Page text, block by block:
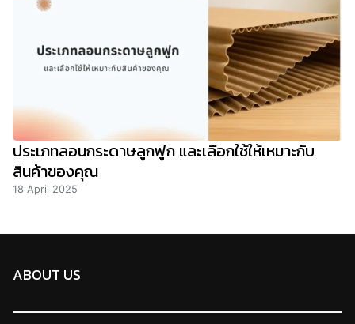
ประเภทลอนกระดาษลูกฟูก และเลือกใช้ให้เหมาะกับ
สินค้าของคุณ
18 April 2025
ABOUT US